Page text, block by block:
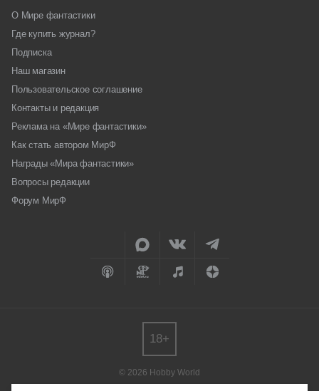
О Мире фантастики
Где купить журнал?
Подписка
Наш магазин
Пользовательское соглашение
Контакты и редакция
Реклама на «Мире фантастики»
Как стать автором МирФ
Награды «Мира фантастики»
Вопросы редакции
Форум МирФ
© 2026 Hobby World
18+